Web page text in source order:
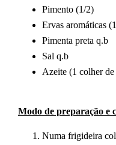
Pimento (1/2)
Ervas aromáticas
Pimenta preta q.b
Sal q.b
Azeite (1 colher de
Modo de preparação e
Numa frigideira